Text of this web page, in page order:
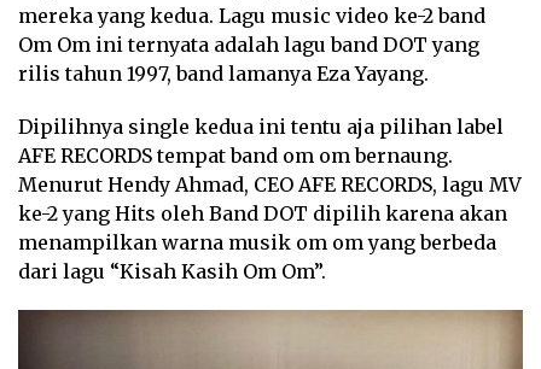
mereka yang kedua. Lagu music video ke-2 band
Om Om ini ternyata adalah lagu band DOT yang
rilis tahun 1997, band lamanya Eza Yayang.
Dipilihnya single kedua ini tentu aja pilihan label
AFE RECORDS tempat band om om bernaung.
Menurut Hendy Ahmad, CEO AFE RECORDS, lagu MV
ke-2 yang Hits oleh Band DOT dipilih karena akan
menampilkan warna musik om om yang berbeda
dari lagu “Kisah Kasih Om Om”.